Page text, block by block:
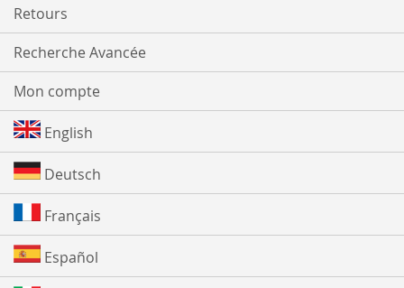
Retours
Recherche Avancée
Mon compte
English
Deutsch
Français
Español